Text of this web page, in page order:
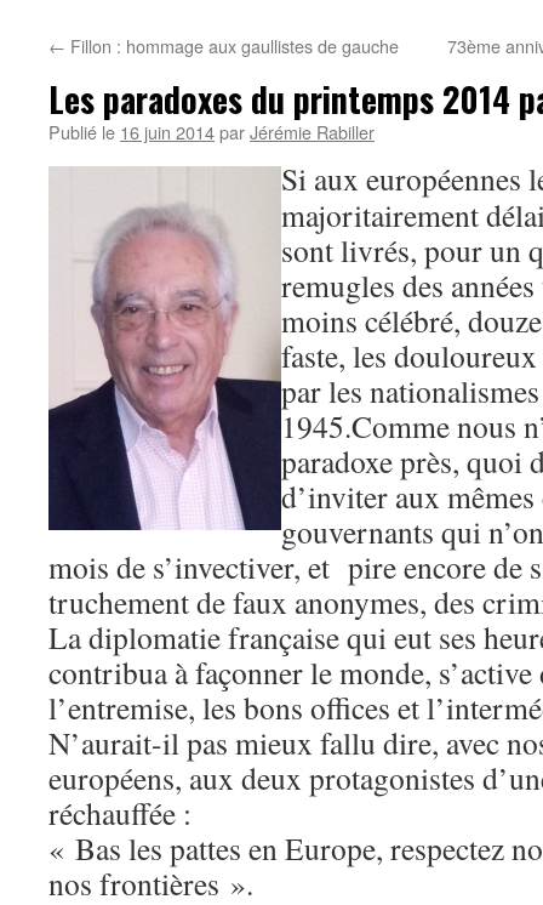
← Fillon : hommage aux gaullistes de gauche 73ème
Les paradoxes du printemps 2014
Publié le 16 juin 2014parJérémie Rabiller
Si aux européennes
majoritairement
sont livrés, pour un
remugles des
moins célébré,
faste, les
par les
1945.Comme nous
paradoxe près, quoi
d’inviter aux
gouvernants qui
mois de s’invectiver, et pire encore de
truchement de faux anonymes, des
La diplomatie française qui eut ses
contribua à façonner le monde,
l’entremise, les bons offices et
N’aurait-il pas mieux fallu dire, avec
européens, aux deux protagonistes
réchauffée :
« Bas les pattes en Europe, respectez
nos frontières ».